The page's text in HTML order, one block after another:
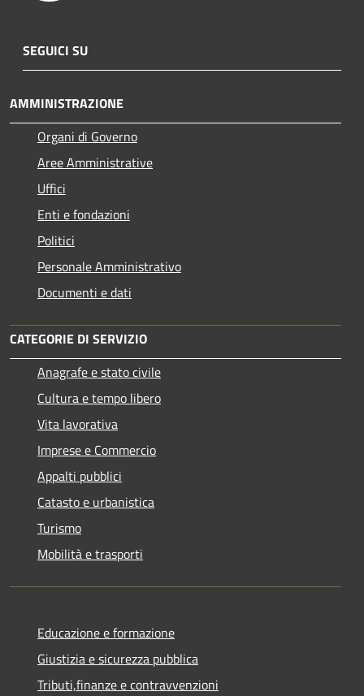
SEGUICI SU
AMMINISTRAZIONE
Organi di Governo
Aree Amministrative
Uffici
Enti e fondazioni
Politici
Personale Amministrativo
Documenti e dati
CATEGORIE DI SERVIZIO
Anagrafe e stato civile
Cultura e tempo libero
Vita lavorativa
Imprese e Commercio
Appalti pubblici
Catasto e urbanistica
Turismo
Mobilità e trasporti
Educazione e formazione
Giustizia e sicurezza pubblica
Tributi,finanze e contravvenzioni